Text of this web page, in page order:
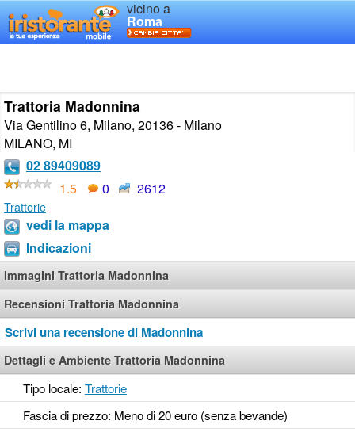
vicino a
Roma
Trattoria Madonnina
Via Gentilino 6, Milano, 20136 - Milano
MILANO, MI
02 89409089
1.5
0 2612
Trattorie
vedi la mappa
Indicazioni
Immagini Trattoria Madonnina
Recensioni Trattoria Madonnina
Scrivi una recensione di Madonnina
Dettagli e Ambiente Trattoria Madonnina
Tipo locale: Trattorie
Fascia di prezzo: Meno di 20 euro (senza bevande)